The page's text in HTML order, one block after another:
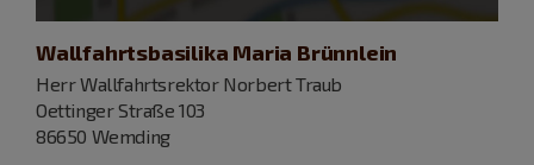
Wallfahrtsbasilika Maria Brünnlein
Herr Wallfahrtsrektor Norbert Traub
Oettinger Straße 103
86650 Wemding